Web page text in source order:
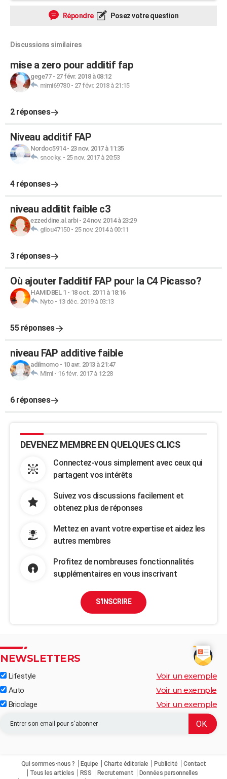
Répondre Posez votre question
Discussions similaires
mise a zero pour additif fap
gege77- 27 févr. 2018 à 08:12
mimi69780- 27 févr. 2018 à 21:15
2 réponses
Niveau additif FAP
Nordoc5914- 23 nov. 2017 à 11:35
snocky. - 25 nov. 2017 à 20:53
4 réponses
niveau additit faible c3
ezzeddine.al.arbi- 24 nov. 2014 à 23:29
gilou47150- 25 nov. 2014 à 00:11
3 réponses
Où ajouter l'additif FAP pour la C4 Picasso?
HAMIDBEL 1 - 18 oct. 2011 à 18:16
Nyto- 13 déc. 2019 à 03:13
55 réponses
niveau FAP additive faible
adilmomo- 10 avr. 2013 à 21:47
Mimi- 16 févr. 2017 à 12:28
6 réponses
DEVENEZ MEMBRE EN QUELQUES CLICS
Connectez-vous simplement avec ceux qui
partagent vos intérêts
Suivez vos discussions facilement et
obtenez plus de réponses
Mettez en avant votre expertise et aidez les
autres membres
Profitez de nombreuses fonctionnalités
supplémentaires en vous inscrivant
S'INSCRIRE
NEWSLETTERS
Lifestyle Voir un exemple
Auto Voir un exemple
Bricolage Voir un exemple
Qui sommes-nous ? Equipe Charte éditoriale Publicité
Contact
Tous les articles
RSS Recrutement
Données personnelles